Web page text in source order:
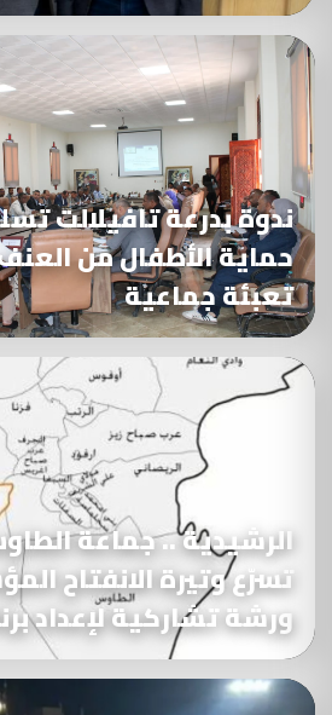
ندوة بدرعة تافيلالت
حماية الأطفال من
تعبئة جماعية
الرشيدية .. جماعة
تسرّع وتيرة الانفتاح
ورشة تشاركية لإعداد